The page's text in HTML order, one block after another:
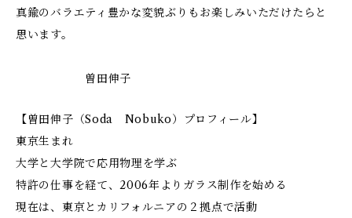
真鍮のバラエティ豊かな変貌ぶりもお楽しみいただけたらと
思います。
曽田伸子
【曽田伸子（Soda Nobuko）プロフィール】
東京生まれ
大学と大学院で応用物理を学ぶ
特許の仕事を経て、2006年よりガラス制作を始める
現在は、東京とカリフォルニアの２拠点で活動